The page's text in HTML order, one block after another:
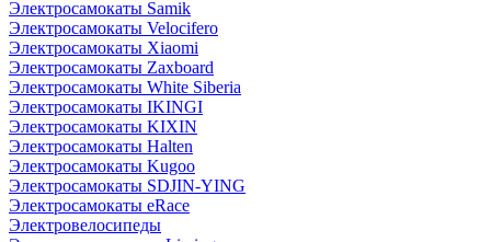
Электросамокаты Samik
Электросамокаты Velocifero
Электросамокаты Xiaomi
Электросамокаты Zaxboard
Электросамокаты White Siberia
Электросамокаты IKINGI
Электросамокаты KIXIN
Электросамокаты Halten
Электросамокаты Kugoo
Электросамокаты SDJIN-YING
Электросамокаты eRace
Электровелосипеды